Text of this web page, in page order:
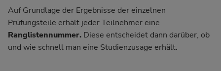
Auf Grundlage der Ergebnisse der einzelnen
Prüfungsteile erhält jeder Teilnehmer eine
Ranglistennummer. Diese entscheidet dann darüber, ob
und wie schnell man eine Studienzusage erhält.